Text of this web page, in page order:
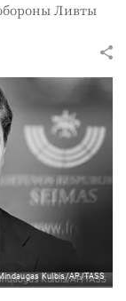
Ливты
Kulbis/AP/TASS